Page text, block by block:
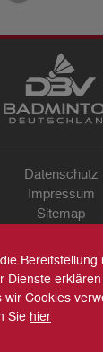
Datenschutz
Impressum
Sitemap
Archiv
Suche
Dienste
wir Cookies
Sie hier